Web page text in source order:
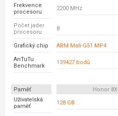
Frekvence
procesoru
2200 MHz
Počet jader
procesoru
8
Grafický chip ARM Mali-G51 MP4
AnTuTu
Benchmark
139427 bodů
Paměť Honor 8X
Uživatelská
paměť
128 GB